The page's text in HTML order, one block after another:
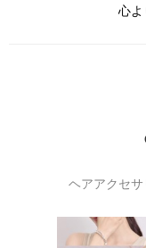
心よ
ヘアアクセ